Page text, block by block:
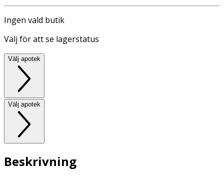
Ingen vald butik
Välj för att se lagerstatus
Välj apotek
Välj apotek
Beskrivning